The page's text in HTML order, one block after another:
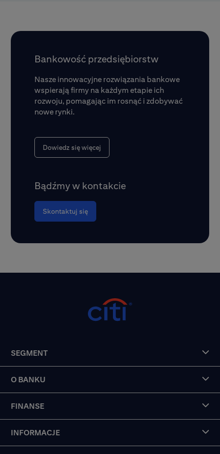
Bankowość przedsiębiorstw
Nasze innowacyjne rozwiązania bankowe
wspierają firmy na każdym etapie ich
rozwoju, pomagając im rosnąć i zdobywać
nowe rynki.
Dowiedz się więcej
Bądźmy w kontakcie
Skontaktuj się
SEGMENT
O BANKU
FINANSE
INFORMACJE